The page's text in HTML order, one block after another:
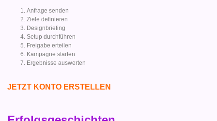
Anfrage senden
Ziele definieren
Designbriefing
Setup durchführen
Freigabe erteilen
Kampagne starten
Ergebnisse auswerten
JETZT KONTO ERSTELLEN